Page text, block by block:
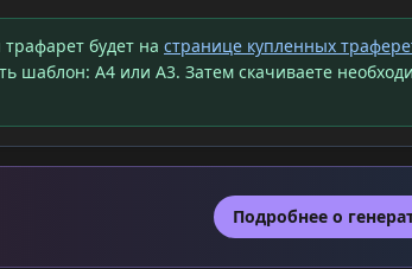
будет на странице купленных
шаблон: A4 или A3. Затем скачиваете
Подробнее о